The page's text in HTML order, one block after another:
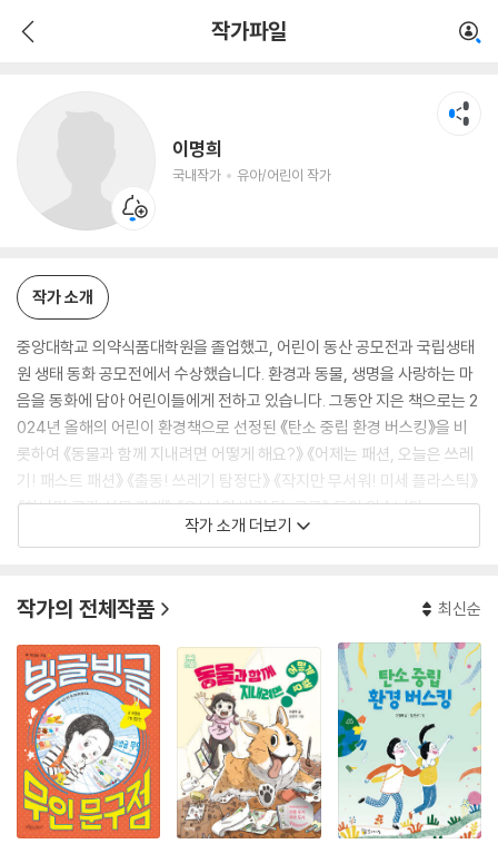
작가파일
이명희
국내작가 유아/어린이 작가
유아/어린이 작가
작가 소개
중앙대학교 의약식품대학원을 졸업했고, 어린이 동산 공모전과 국립생태
원 생태 동화 공모전에서 수상했습니다. 환경과 동물, 생명을 사랑하는 마
음을 동화에 담아 어린이들에게 전하고 있습니다. 그동안 지은 책으로는 2
024년 올해의 어린이 환경책으로 선정된 《탄소 중립 환경 버스킹》을 비
롯하여 《동물과 함께 지내려면 어떻게 해요?》 《어제는 패션, 오늘은 쓰레
기! 패스트 패션》 《출동! 쓰레기 탐정단》 《작지만 무서워! 미세 플라스틱》
《하나만 골라 선물 가게》 《오! 나의 반려 닭, 코코》 등이 있습니다.
작가 소개 더보기
작가의 전체작품 최신순